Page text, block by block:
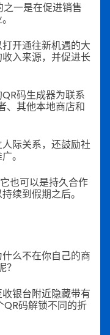
一是在促进销售
开通往新机遇的大
入来源，并促进长
码生成器为联系
、其他本地商店和
际关系，还鼓励社
。
也可以是持久合作
续到假期之后。
么不在你自己的商
银台附近隐藏带有
QR码解锁不同的折